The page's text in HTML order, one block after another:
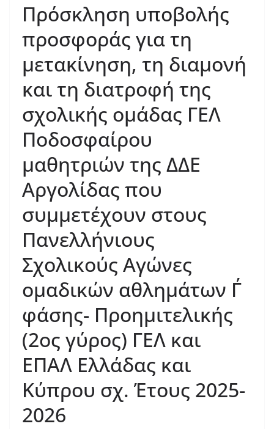
Πρόσκληση υποβολής
προσφοράς για τη
μετακίνηση, τη διαμονή
και τη διατροφή της
σχολικής ομάδας ΓΕΛ
Ποδοσφαίρου
μαθητριών της ΔΔΕ
Αργολίδας που
συμμετέχουν στους
Πανελλήνιους
Σχολικούς Αγώνες
ομαδικών αθλημάτων Γ΄
φάσης- Προημιτελικής
(2ος γύρος) ΓΕΛ και
ΕΠΑΛ Ελλάδας και
Κύπρου σχ. Έτους 2025-
2026